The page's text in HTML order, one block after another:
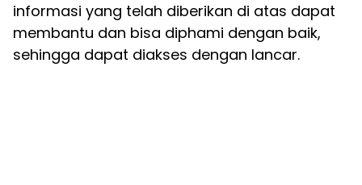
informasi yang telah diberikan di atas dapat
membantu dan bisa diphami dengan baik,
sehingga dapat diakses dengan lancar.